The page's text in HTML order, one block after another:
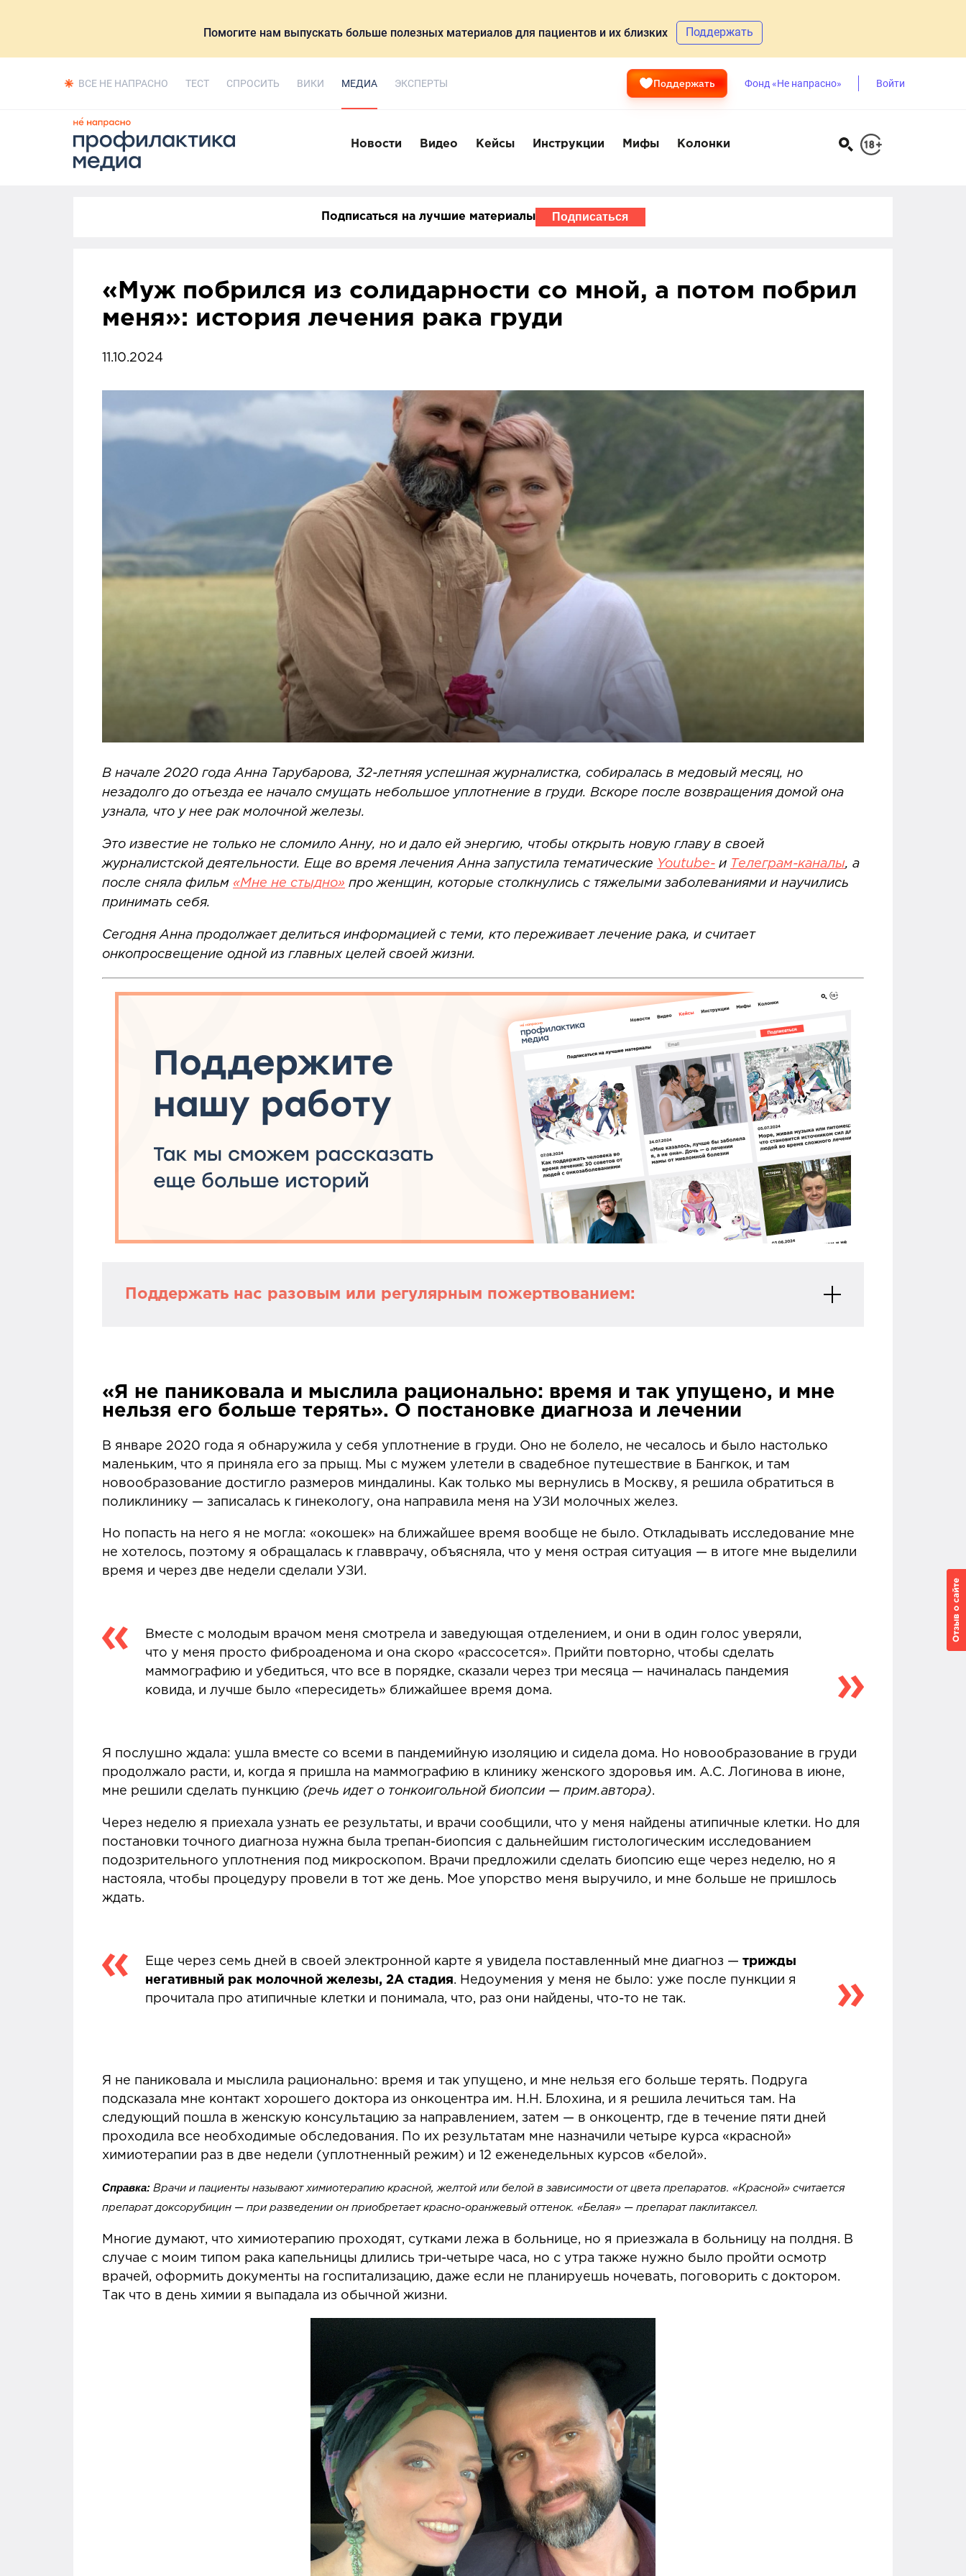
Помогите нам выпускать больше полезных материалов для пациентов и их близких Поддержать
ВСЕ НЕ НАПРАСНО ТЕСТ СПРОСИТЬ ВИКИ МЕДИА ЭКСПЕРТЫ Поддержать Фонд «Не напрасно» Войти
Новости Видео Кейсы Инструкции Мифы Колонки
Подписаться на лучшие материалы Подписаться
«Муж побрился из солидарности со мной, а потом побрил
меня»: история лечения рака груди
11.10.2024
В начале 2020 года Анна Тарубарова, 32-летняя успешная журналистка, собиралась в медовый месяц, но
незадолго до отъезда ее начало смущать небольшое уплотнение в груди. Вскоре после возвращения домой она
узнала, что у нее рак молочной железы.
Это известие не только не сломило Анну, но и дало ей энергию, чтобы открыть новую главу в своей
журналистской деятельности. Еще во время лечения Анна запустила тематические Youtube- и Телеграм-каналы, а
после сняла фильм «Мне не стыдно» про женщин, которые столкнулись с тяжелыми заболеваниями и научились
принимать себя.
Сегодня Анна продолжает делиться информацией с теми, кто переживает лечение рака, и считает
онкопросвещение одной из главных целей своей жизни.
Поддержать нас разовым или регулярным пожертвованием:
онкологии и здоровья, а также обучает молодых онкологов.
Все наши тексты выходят благодаря читателям, которые переводят пожертвования на
Ежемесячные расходы «Профилактики Медиа» составляют в среднем 280 тысяч рублей: это
работа авторов, научных и литературных редакторов, иллюстратора и дизайнера, а также
техническая поддержка сайта.
Уже 6 лет мы рассказываем о способах сохранить здоровье и новых возможностях лечения
рака, делимся реальными историями людей, чей опыт может помочь принять диагноз и найти
нужные решения. Статьи на «Профилактике Медиа» каждый месяц читают 160 тысяч человек.
«Я не паниковала и мыслила рационально: время и так упущено, и мне
нельзя его больше терять». О постановке диагноза и лечении
В январе 2020 года я обнаружила у себя уплотнение в груди. Оно не болело, не чесалось и было настолько
маленьким, что я приняла его за прыщ. Мы с мужем улетели в свадебное путешествие в Бангкок, и там
новообразование достигло размеров миндалины. Как только мы вернулись в Москву, я решила обратиться в
поликлинику — записалась к гинекологу, она направила меня на УЗИ молочных желез.
Но попасть на него я не могла: «окошек» на ближайшее время вообще не было. Откладывать исследование мне
не хотелось, поэтому я обращалась к главврачу, объясняла, что у меня острая ситуация — в итоге мне выделили
время и через две недели сделали УЗИ.
Вместе с молодым врачом меня смотрела и заведующая отделением, и они в один голос уверяли,
что у меня просто фиброаденома и она скоро «рассосется». Прийти повторно, чтобы сделать
маммографию и убедиться, что все в порядке, сказали через три месяца — начиналась пандемия
ковида, и лучше было «пересидеть» ближайшее время дома.
Я послушно ждала: ушла вместе со всеми в пандемийную изоляцию и сидела дома. Но новообразование в груди
продолжало расти, и, когда я пришла на маммографию в клинику женского здоровья им. А.С. Логинова в июне,
мне решили сделать пункцию (речь идет о тонкоигольной биопсии — прим.автора).
Через неделю я приехала узнать ее результаты, и врачи сообщили, что у меня найдены атипичные клетки. Но для
постановки точного диагноза нужна была трепан-биопсия с дальнейшим гистологическим исследованием
подозрительного уплотнения под микроскопом. Врачи предложили сделать биопсию еще через неделю, но я
настояла, чтобы процедуру провели в тот же день. Мое упорство меня выручило, и мне больше не пришлось
ждать.
Еще через семь дней в своей электронной карте я увидела поставленный мне диагноз — трижды
негативный рак молочной железы, 2А стадия. Недоумения у меня не было: уже после пункции я
прочитала про атипичные клетки и понимала, что, раз они найдены, что-то не так.
Я не паниковала и мыслила рационально: время и так упущено, и мне нельзя его больше терять. Подруга
подсказала мне контакт хорошего доктора из онкоцентра им. Н.Н. Блохина, и я решила лечиться там. На
следующий пошла в женскую консультацию за направлением, затем — в онкоцентр, где в течение пяти дней
проходила все необходимые обследования. По их результатам мне назначили четыре курса «красной»
химиотерапии раз в две недели (уплотненный режим) и 12 еженедельных курсов «белой».
Справка: Врачи и пациенты называют химиотерапию красной, желтой или белой в зависимости от цвета препаратов. «Красной» считается
препарат доксорубицин — при разведении он приобретает красно-оранжевый оттенок. «Белая» — препарат паклитаксел.
Многие думают, что химиотерапию проходят, сутками лежа в больнице, но я приезжала в больницу на полдня. В
случае с моим типом рака капельницы длились три-четыре часа, но с утра также нужно было пройти осмотр
врачей, оформить документы на госпитализацию, даже если не планируешь ночевать, поговорить с доктором.
Так что в день химии я выпадала из обычной жизни.